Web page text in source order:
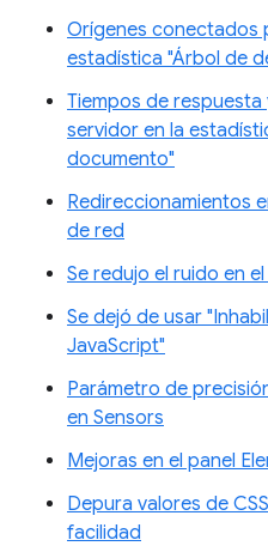
Orígenes conectados
estadística "Árbol de
Tiempos de
servidor en la
documento"
Redireccionamientos
de red
Se redujo el ruido en
Se dejó de usar
JavaScript"
Parámetro de
en Sensors
Mejoras en el panel
Depura valores de
facilidad